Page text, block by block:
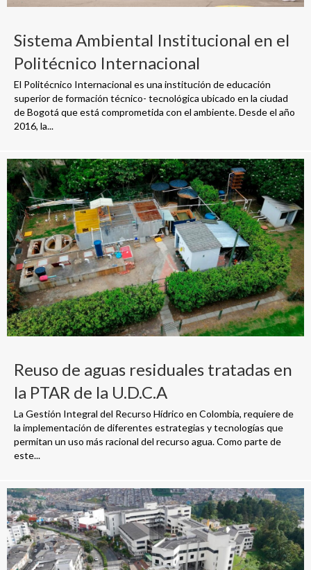
Sistema Ambiental Institucional en el
Politécnico Internacional
El Politécnico Internacional es una institución de educación
superior de formación técnico- tecnológica ubicado en la ciudad
de Bogotá que está comprometida con el ambiente. Desde el año
2016, la...
Reuso de aguas residuales tratadas en
la PTAR de la U.D.C.A
La Gestión Integral del Recurso Hídrico en Colombia, requiere de
la implementación de diferentes estrategias y tecnologías que
permitan un uso más racional del recurso agua. Como parte de
este...